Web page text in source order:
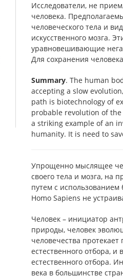
Исследователи, не
человека.
человеческого тела и
искусственного мозга.
уравновешивающие
Для сохранения
Summary. The human
accepting a slow
path is biotechnology of
probable revolution of
a striking example of an
humanity. It is need to
Упрощенно мыслящее
своего тела и мозга, на
путем с использованием
Homo Sapiens не
Человек – инициатор
природы, человек
человечества
естественного отбора,
естественного отбора.
века в большинстве